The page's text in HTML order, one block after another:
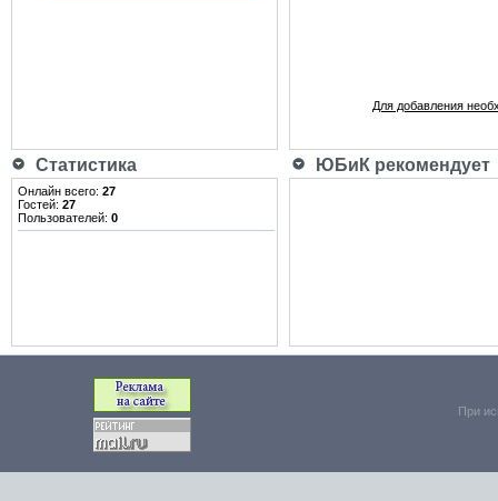
Для добавления
Статистика ЮБиК рекомендует
Онлайн всего: 27
Гостей: 27
Пользователей: 0
При